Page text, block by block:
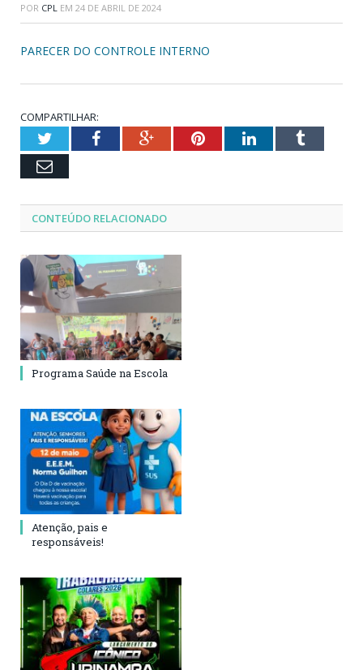
POR CPL EM 24 DE ABRIL DE 2024
PARECER DO CONTROLE INTERNO
COMPARTILHAR:
TwitterFacebookGoogle+PinterestLinkedInTumblr
Email
CONTEÚDO RELACIONADO
Programa Saúde na Escola
Atenção, pais e
responsáveis!